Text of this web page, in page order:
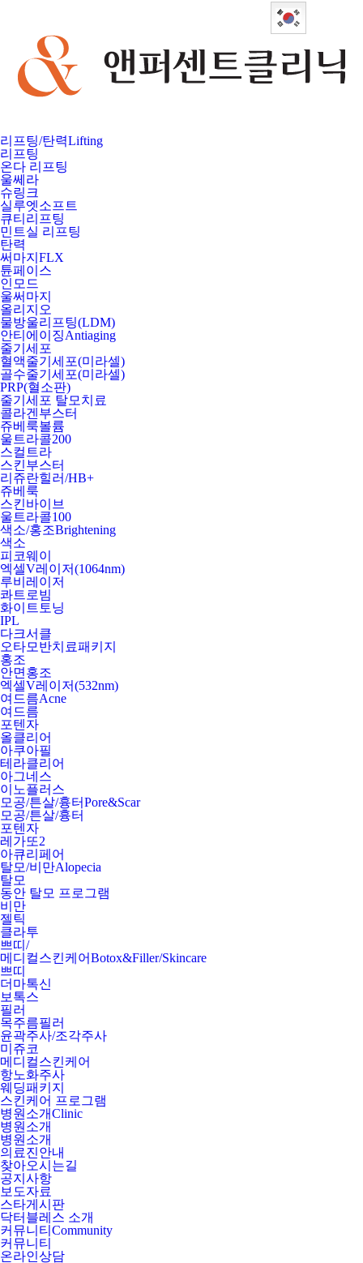
리프팅/탄력Lifting
리프팅
온다 리프팅
울쎄라
슈링크
실루엣소프트
큐티리프팅
민트실 리프팅
탄력
써마지FLX
튠페이스
인모드
울써마지
올리지오
물방울리프팅(LDM)
안티에이징Antiaging
줄기세포
혈액줄기세포(미라셀)
골수줄기세포(미라셀)
PRP(혈소판)
줄기세포 탈모치료
콜라겐부스터
쥬베룩볼륨
울트라콜200
스컬트라
스킨부스터
리쥬란힐러/HB+
쥬베룩
스킨바이브
울트라콜100
색소/홍조Brightening
색소
피코웨이
엑셀V레이저(1064nm)
루비레이저
콰트로빔
화이트토닝
IPL
다크서클
오타모반치료패키지
홍조
안면홍조
엑셀V레이저(532nm)
여드름Acne
여드름
포텐자
올클리어
아쿠아필
테라클리어
아그네스
이노플러스
모공/튼살/흉터Pore&Scar
모공/튼살/흉터
포텐자
레가또2
아큐리페어
탈모/비만Alopecia
탈모
동안 탈모 프로그램
비만
젤틱
클라투
쁘띠/
메디컬스킨케어Botox&Filler/Skincare
쁘띠
더마톡신
보톡스
필러
목주름필러
윤곽주사/조각주사
미쥬코
메디컬스킨케어
항노화주사
웨딩패키지
스킨케어 프로그램
병원소개Clinic
병원소개
병원소개
의료진안내
찾아오시는길
공지사항
보도자료
스타게시판
닥터블레스 소개
커뮤니티 Community
커뮤니티
온라인상담